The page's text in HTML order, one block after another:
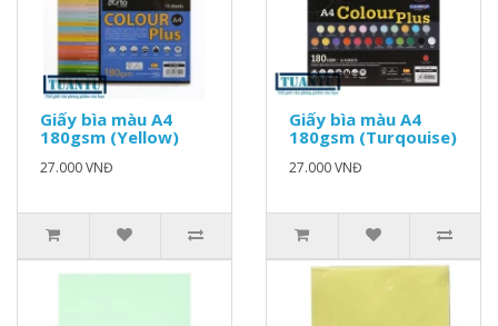
Giấy bìa màu A4
180gsm (Yellow)
27.000 VNĐ
Giấy bìa màu A4
180gsm (Turqouise)
27.000 VNĐ